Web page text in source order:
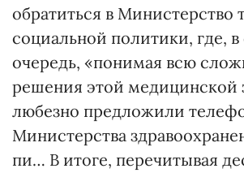
обратиться в Министерство
социальной политики, где,
очередь, «понимая всю
решения этой медицинской
любезно предложили
Министерства
пи… В итоге, перечитывая